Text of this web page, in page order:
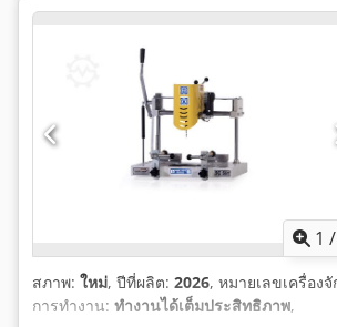
1 /
สภาพ: ใหม่, ปีที่ผลิต: 2026, หมายเลขเครื่อง
การทำงาน: ทำงานได้เต็มประสิทธิภาพ,